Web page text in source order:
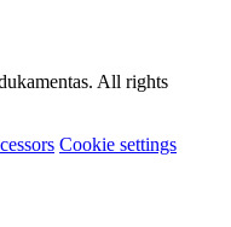
All rights
Cookie settings